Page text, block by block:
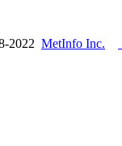
2022 MetInfo Inc.